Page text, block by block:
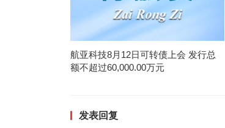
航亚科技8月12日可转债上会 发行总
额不超过60,000.00万元
发表回复